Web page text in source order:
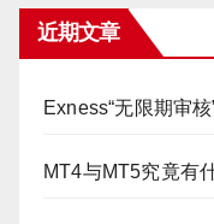
近期文章
Exness“无限期审
MT4与MT5究竟有